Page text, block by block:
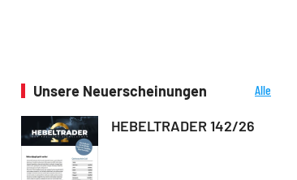
Unsere Neuerscheinungen
Alle
HEBELTRADER 142/26